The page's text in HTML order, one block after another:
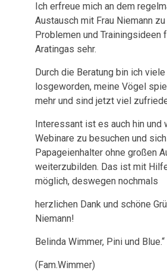
Ich erfreue mich an dem
Austausch mit Frau Niemann
Problemen und Trainingsideen
Aratingas sehr.
Durch die Beratung bin ich
losgeworden, meine Vögel
mehr und sind jetzt viel
Interessant ist es auch hin und
Webinare zu besuchen und
Papageienhalter ohne großen
weiterzubilden. Das ist mit
möglich, deswegen nochmals
herzlichen Dank und schöne
Niemann!
Belinda Wimmer, Pini und Blue.“
(Fam.Wimmer)